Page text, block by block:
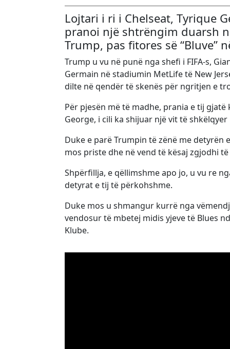
Lojtari i ri i Chelseat, Tyrique
pranoi një shtrëngim duarsh
Trump, pas fitores së “Bluve”
Trump u vu në punë nga shefi i FIFA-s,
Germain në stadiumin MetLife të New
dilte në qendër të skenës për ngritjen e
Për pjesën më të madhe, prania e tij
George, i cili ka shijuar një vit të
Duke e parë Trumpin të zënë me detyrën
mos priste dhe në vend të kësaj zgjodhi
Shpërfillja, e qëllimshme apo jo, u vu re
detyrat e tij të përkohshme.
Duke mos u shmangur kurrë nga
vendosur të mbetej midis yjeve të Blues
Klube.